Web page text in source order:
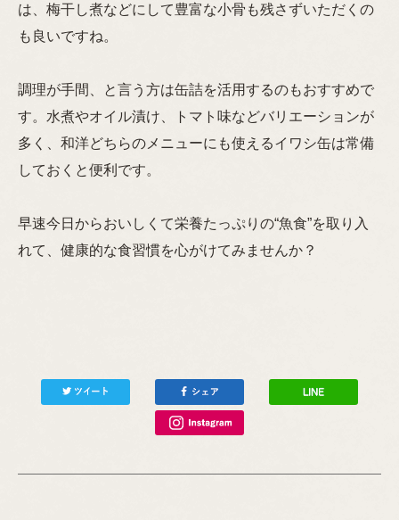
は、梅干し煮などにして豊富な小骨も残さずいただくの
も良いですね。
調理が手間、と言う方は缶詰を活用するのもおすすめで
す。水煮やオイル漬け、トマト味などバリエーションが
多く、和洋どちらのメニューにも使えるイワシ缶は常備
しておくと便利です。
早速今日からおいしくて栄養たっぷりの“魚食”を取り入
れて、健康的な食習慣を心がけてみませんか？